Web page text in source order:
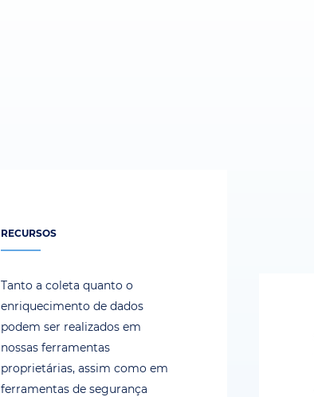
RECURSOS
Tanto a coleta quanto o
enriquecimento de dados
podem ser realizados em
nossas ferramentas
proprietárias, assim como em
ferramentas de segurança